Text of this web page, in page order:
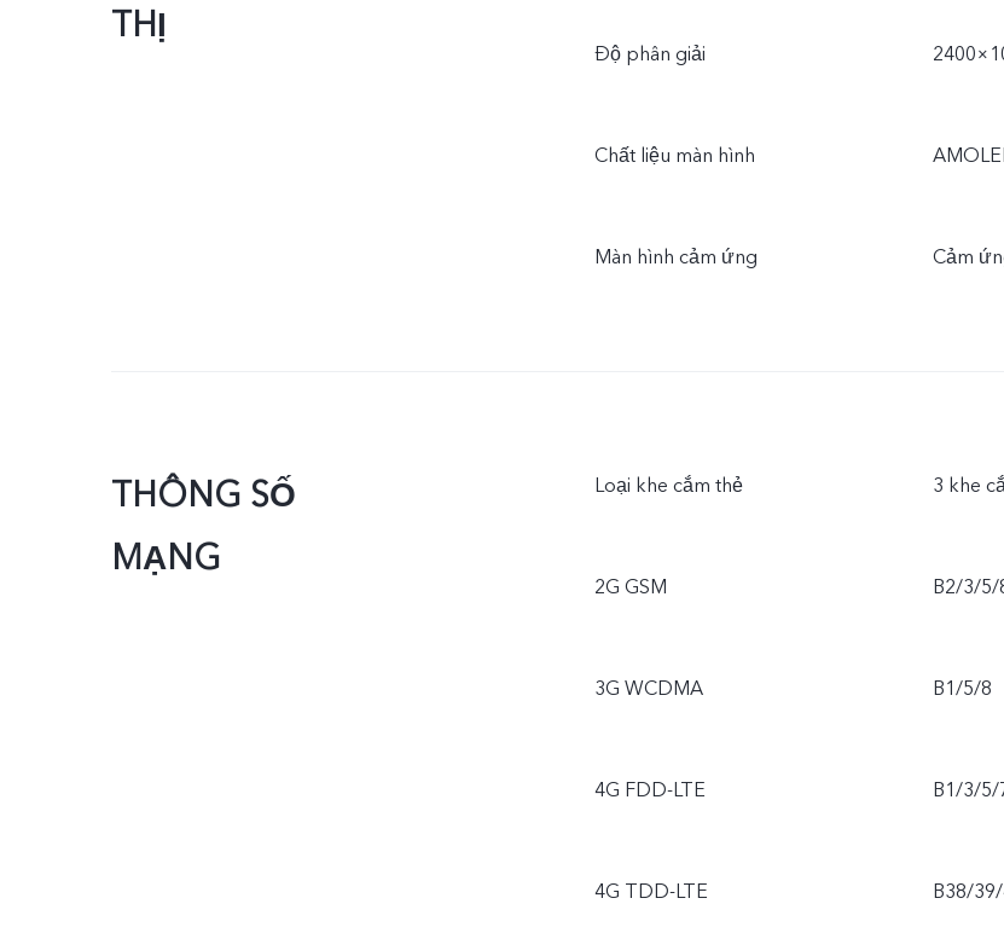
THỊ
Độ phân giải
Chất liệu màn hình
Màn hình cảm ứng Cảm
THÔNG SỐ
MẠNG
Loại khe cắm thẻ 3 khe
2G GSM B2/3/5/
3G WCDMA B1/5/8
4G FDD-LTE B1/3/
4G TDD-LTE B38/